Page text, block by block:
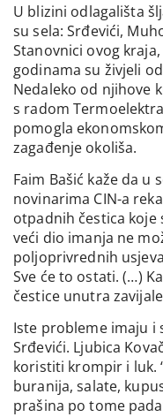
U blizini odlagališta
su sela: Srđevići,
Stanovnici ovog
godinama su živjeli
Nedaleko od njihove
s radom
pomogla
zagađenje okoliša.
Faim Bašić kaže da u
novinarima CIN-a
otpadnih čestica koje
veći dio imanja ne
poljoprivrednih
Sve će to ostati. (…)
čestice unutra
Iste probleme imaju i
Srđevići. Ljubica
koristiti krompir i luk.
buranija, salate,
prašina po tome